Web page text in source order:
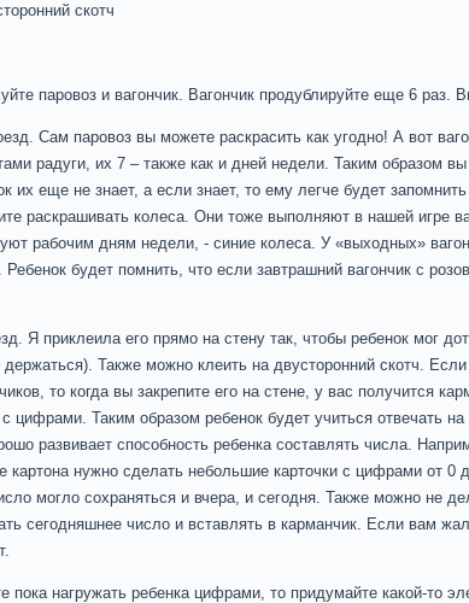
скотч
паровоз и вагончик. Вагончик продублируйте еще 6 раз.
Сам паровоз вы можете раскрасить как угодно! А вот
радуги, их 7 – также как и дней недели. Таким образом
их еще не знает, а если знает, то ему легче будет
раскрашивать колеса. Они тоже выполняют в нашей игре
рабочим дням недели, - синие колеса. У «выходных»
будет помнить, что если завтрашний вагончик с
Я приклеила его прямо на стену так, чтобы ребенок мог
Также можно клеить на двусторонний скотч.
то когда вы закрепите его на стене, у вас получится
цифрами. Таким образом ребенок будет учиться отвечать
развивает способность ребенка составлять числа.
картона нужно сделать небольшие карточки с цифрами от
могло сохраняться и вчера, и сегодня. Также можно не
сегодняшнее число и вставлять в карманчик. Если вам
пока нагружать ребенка цифрами, то придумайте какой-то